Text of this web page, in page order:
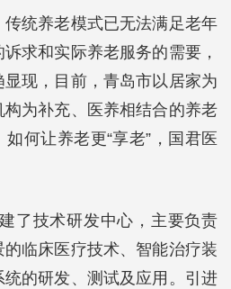
统养老模式已无法满足老年
求和实际养老服务的需要，
现，目前，青岛市以居家为
为补充、医养相结合的养老
何让养老更“享老”，国君医
了技术研发中心，主要负责
临床医疗技术、智能治疗装
的研发、测试及应用。引进